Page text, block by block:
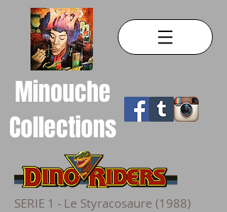
Minouche
Collections
SERIE 1 - Le Styracosaure (1988)